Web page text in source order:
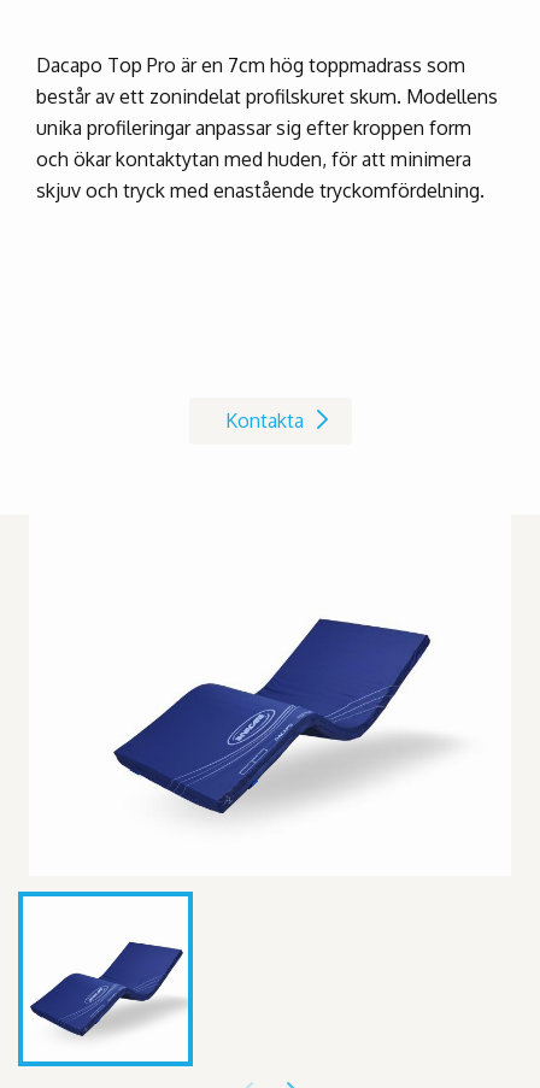
Dacapo Top Pro är en 7cm hög toppmadrass som
består av ett zonindelat profilskuret skum. Modellens
unika profileringar anpassar sig efter kroppen form
och ökar kontaktytan med huden, för att minimera
skjuv och tryck med enastående tryckomfördelning.
Kontakta